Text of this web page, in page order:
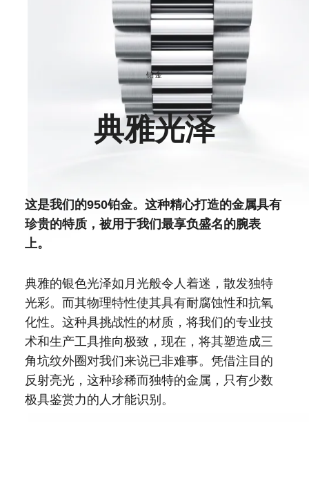
铂金
典雅光泽
这是我们的950铂金。这种精心打造的金属具有
珍贵的特质，被用于我们最享负盛名的腕表
上。
典雅的银色光泽如月光般令人着迷，散发独特
光彩。而其物理特性使其具有耐腐蚀性和抗氧
化性。这种具挑战性的材质，将我们的专业技
术和生产工具推向极致，现在，将其塑造成三
角坑纹外圈对我们来说已非难事。凭借注目的
反射亮光，这种珍稀而独特的金属，只有少数
极具鉴赏力的人才能识别。